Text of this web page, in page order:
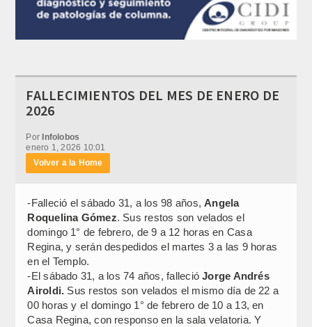
FALLECIMIENTOS DEL MES DE ENERO DE
2026
PorInfolobos
enero 1, 2026 10:01
Volver a la Home
-Falleció el sábado 31, a los 98 años,Angela
Roquelina Gómez. Sus restos son velados el
domingo 1° de febrero, de 9 a 12 horas en Casa
Regina, y serán despedidos el martes 3 a las 9 horas
en el Templo.
-El sábado 31, a los 74 años, fallecióJorge Andrés
Airoldi. Sus restos son velados el mismo día de 22 a
00 horas y el domingo 1° de febrero de 10 a 13, en
Casa Regina, con responso en la sala velatoria. Y